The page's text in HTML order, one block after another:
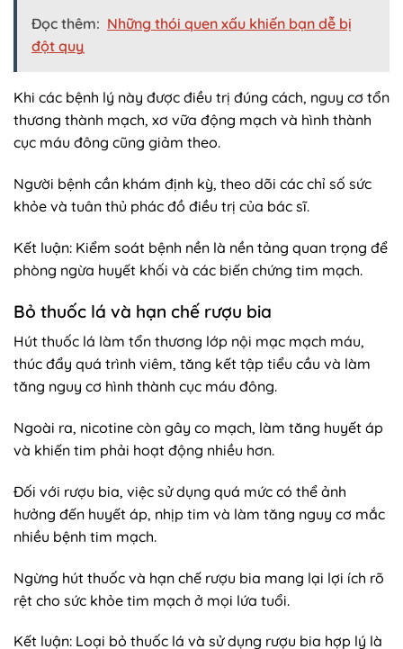
Đọc thêm: Những thói quen xấu khiến bạn dễ bị
đột quỵ
Khi các bệnh lý này được điều trị đúng cách, nguy cơ tổn
thương thành mạch, xơ vữa động mạch và hình thành
cục máu đông cũng giảm theo.
Người bệnh cần khám định kỳ, theo dõi các chỉ số sức
khỏe và tuân thủ phác đồ điều trị của bác sĩ.
Kết luận: Kiểm soát bệnh nền là nền tảng quan trọng để
phòng ngừa huyết khối và các biến chứng tim mạch.
Bỏ thuốc lá và hạn chế rượu bia
Hút thuốc lá làm tổn thương lớp nội mạc mạch máu,
thúc đẩy quá trình viêm, tăng kết tập tiểu cầu và làm
tăng nguy cơ hình thành cục máu đông.
Ngoài ra, nicotine còn gây co mạch, làm tăng huyết áp
và khiến tim phải hoạt động nhiều hơn.
Đối với rượu bia, việc sử dụng quá mức có thể ảnh
hưởng đến huyết áp, nhịp tim và làm tăng nguy cơ mắc
nhiều bệnh tim mạch.
Ngừng hút thuốc và hạn chế rượu bia mang lại lợi ích rõ
rệt cho sức khỏe tim mạch ở mọi lứa tuổi.
Kết luận: Loại bỏ thuốc lá và sử dụng rượu bia hợp lý là